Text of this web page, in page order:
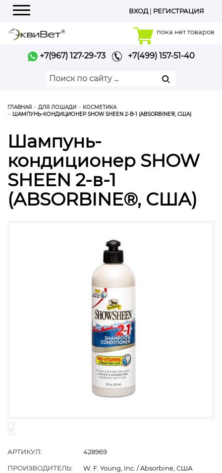
Меню
ВХОД| РЕГИСТРАЦИЯ
пока нет товаров
+7(967) 127-29-73 +7(499) 157-51-40
ГЛАВНАЯ ДЛЯ ЛОШАДИ
КОСМЕТИКА
ШАМПУНЬ-КОНДИЦИОНЕР SHOW SHEEN 2-В-1 (ABSORBINE®, США)
Шампунь-
кондиционер SHOW
SHEEN 2-в-1
(ABSORBINE®, США)
АРТИКУЛ: 428969
ПРОИЗВОДИТЕЛЬ: W. F. Young, Inc. / Absorbine, США